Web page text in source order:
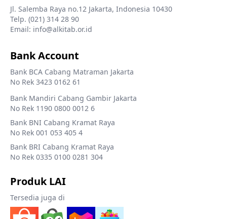
Jl. Salemba Raya no.12 Jakarta, Indonesia 10430
Telp. (021) 314 28 90
Email: info@alkitab.or.id
Bank Account
Bank BCA Cabang Matraman Jakarta
No Rek 3423 0162 61
Bank Mandiri Cabang Gambir Jakarta
No Rek 1190 0800 0012 6
Bank BNI Cabang Kramat Raya
No Rek 001 053 405 4
Bank BRI Cabang Kramat Raya
No Rek 0335 0100 0281 304
Produk LAI
Tersedia juga di